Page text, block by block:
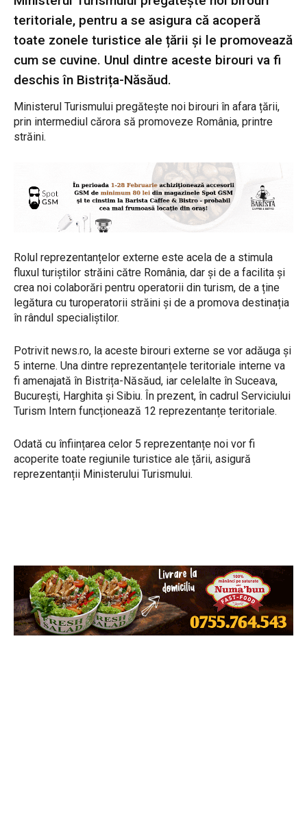
teritoriale, pentru a se asigura că acoperă
toate zonele turistice ale țării și le promovează
cum se cuvine. Unul dintre aceste birouri va fi
deschis în Bistrița-Năsăud.
Ministerul Turismului pregătește noi birouri în afara țării,
prin intermediul cărora să promoveze România, printre
străini.
Rolul reprezentanțelor externe este acela de a stimula
fluxul turiștilor străini către România, dar și de a facilita și
crea noi colaborări pentru operatorii din turism, de a ține
legătura cu turoperatorii străini și de a promova destinația
în rândul specialiștilor.
Potrivit news.ro, la aceste birouri externe se vor adăuga și
5 interne. Una dintre reprezentanțele teritoriale interne va
fi amenajată în Bistrița-Năsăud, iar celelalte în Suceava,
București, Harghita și Sibiu. În prezent, în cadrul Serviciului
Turism Intern funcționează 12 reprezentanțe teritoriale.
Odată cu înființarea celor 5 reprezentanțe noi vor fi
acoperite toate regiunile turistice ale țării, asigură
reprezentanții Ministerului Turismului.